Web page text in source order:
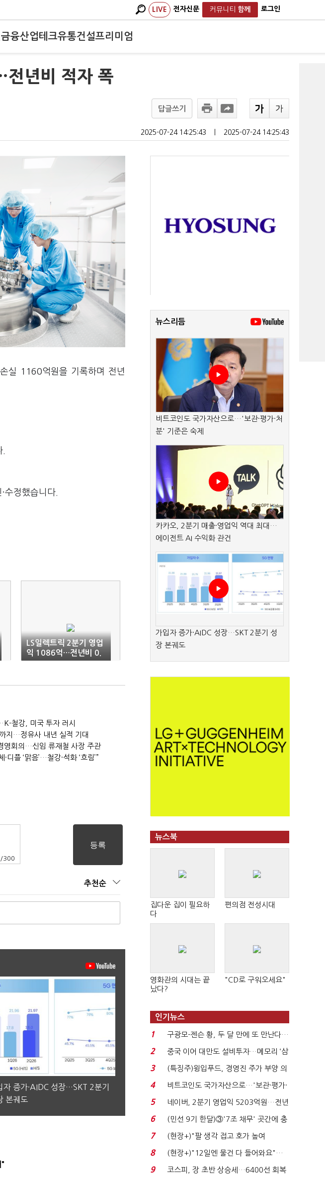
LIVE 전자신문 커뮤니티 함께 로그인
금융산업테크유통건설프리미엄
년비 적자 폭
답글쓰기
2025-07-24 14:25:43 2025-07-24 14:25:43
실 1160억원을 기록하며 전년
수정했습니다.
LS일렉트릭 2분기 영업
익 1086억…전년비 0.
9%↓
철강, 미국 투자 러시
지…정유사 내년 실적 기대
영회의…신임 류재철 사장 주관
플 ‘맑음’…철강·석화 ‘흐림’”
/300
추천순
자 증가·AIDC 성장…SKT 2분기
본궤도
"
뉴스리듬
비트코인도 국가자산으로…'보관·평가·처
분' 기준은 숙제
카카오, 2분기 매출·영업익 역대 최대…
에이전트 AI 수익화 관건
가입자 증가·AIDC 성장…SKT 2분기 성
장 본궤도
뉴스북
집다운 집이 필요하
다
편의점 전성시대
영화관의 시대는 끝
났다?
"CD로 구워오세요"
인기뉴스
1
구광모-젠슨 황, 두 달 만에 또 만난다…
로봇·AI 등 논...
2
중국 이어 대만도 설비투자…메모리 ‘삼
국전쟁’
3
(특징주)윙입푸드, 경영진 주가 부양 의
지에 상한가...
4
비트코인도 국가자산으로…'보관·평가·
처분' 기준은 ...
5
네이버, 2분기 영업익 5203억원…전년
비 0.2% 감소...
6
(민선 9기 한달)③'7조 채무' 곳간에 충
격…추미애, 20년...
7
(현장+)"팔 생각 접고 호가 높여
요"…'덜 똘똘한 한 채' 20...
8
(현장+)"12일엔 물건 다 들어와요"…
빈 매대 채우며 문 연 ...
9
코스피, 장 초반 상승세…6400선 회복